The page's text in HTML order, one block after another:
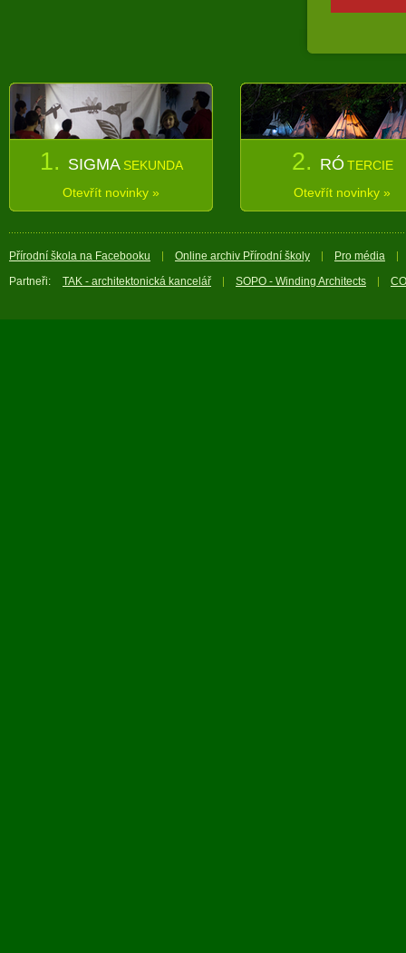
1. SIGMA SEKUNDA
Otevřít novinky »
2. RÓ TERCIE
Otevřít novinky »
Přírodní škola na Facebooku Online archiv Přírodní školy
Pro média
Partneři:
TAK - architektonická kancelář SOPO - Winding Architects